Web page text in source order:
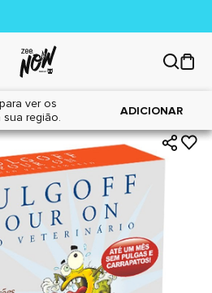
ver os
região.
ADICIONAR